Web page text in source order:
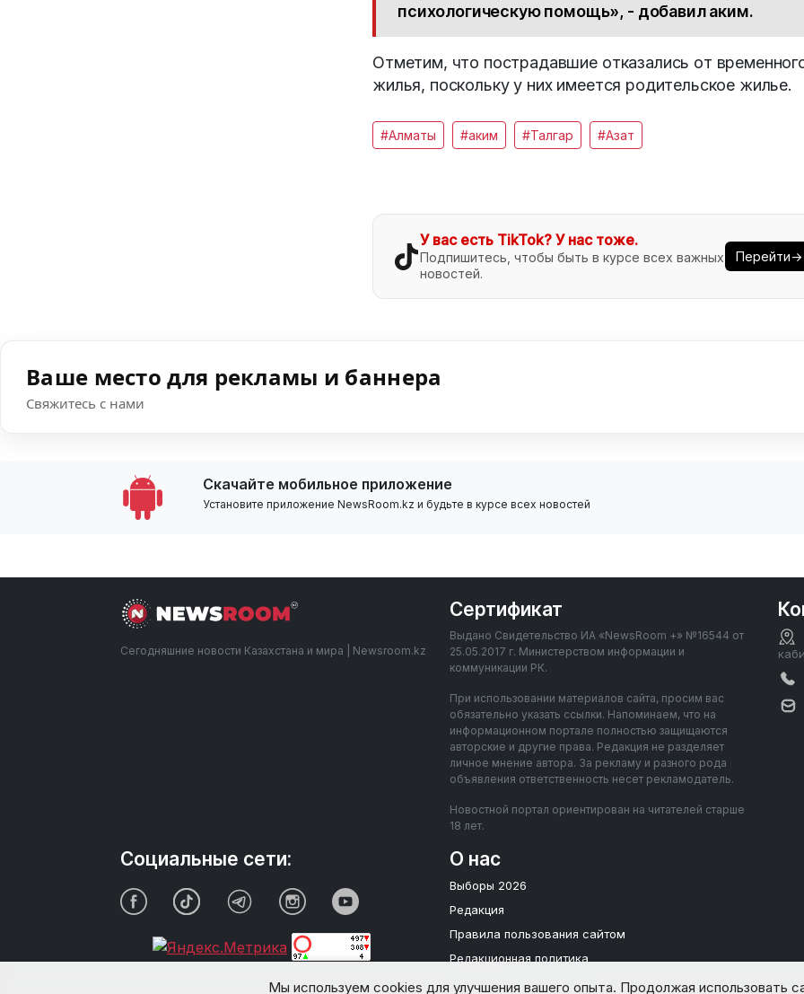
Мы используем cookies для улучшения вашего опыта. Продолжая использовать
психологическую помощь», - добавил аким.
Отметим, что пострадавшие отказались от
жилья, поскольку у них имеется родительское жилье.
#Алматы #аким #Талгар #Азат
У вас есть TikTok? У нас тоже.
Подпишитесь, чтобы быть в курсе всех важных
новостей.
Перейти→
Ваше место для рекламы и баннера
Свяжитесь с нами
Скачайте мобильное приложение
Установите приложение NewsRoom.kz и будьте в курсе всех новостей
Сегодняшние новости Казахстана и мира | Newsroom.kz
Сертификат
Выдано Свидетельство ИА «NewsRoom +» №16544 от
25.05.2017 г. Министерством информации и
коммуникации РК.
При использовании материалов сайта, просим вас
обязательно указать ссылки. Напоминаем, что на
информационном портале полностью защищаются
авторские и другие права. Редакция не разделяет
личное мнение автора. За рекламу и разного рода
объявления ответственность несет рекламодатель.
Новостной портал ориентирован на читателей старше
18 лет.
О нас
Выборы 2026
Редакция
Правила пользования сайтом
Редакционная политика
Социальные сети: